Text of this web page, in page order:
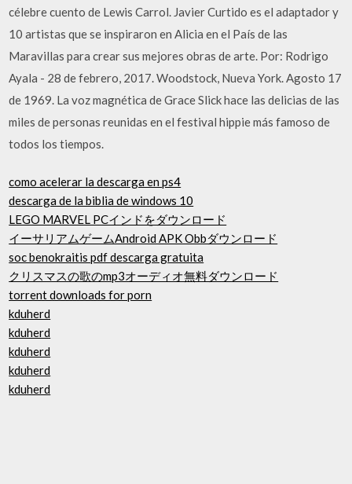
célebre cuento de Lewis Carrol. Javier Curtido es el adaptador y
10 artistas que se inspiraron en Alicia en el País de las
Maravillas para crear sus mejores obras de arte. Por: Rodrigo
Ayala - 28 de febrero, 2017. Woodstock, Nueva York. Agosto 17
de 1969. La voz magnética de Grace Slick hace las delicias de las
miles de personas reunidas en el festival hippie más famoso de
todos los tiempos.
como acelerar la descarga en ps4
descarga de la biblia de windows 10
LEGO MARVEL PCインドをダウンロード
イーサリアムゲームAndroid APK Obbダウンロード
soc benokraitis pdf descarga gratuita
クリスマスの歌のmp3オーディオ無料ダウンロード
torrent downloads for porn
kduherd
kduherd
kduherd
kduherd
kduherd